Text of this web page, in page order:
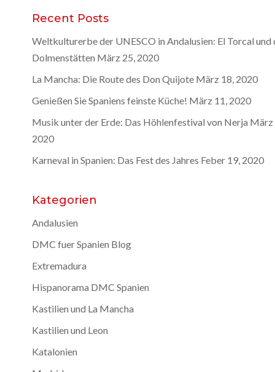
Recent Posts
Weltkulturerbe der UNESCO in Andalusien: El Torcal und
Dolmenstätten März 25, 2020
La Mancha: Die Route des Don Quijote März 18, 2020
Genießen Sie Spaniens feinste Küche! März 11, 2020
Musik unter der Erde: Das Höhlenfestival von Nerja März
2020
Karneval in Spanien: Das Fest des Jahres Feber 19, 2020
Kategorien
Andalusien
DMC fuer Spanien Blog
Extremadura
Hispanorama DMC Spanien
Kastilien und La Mancha
Kastilien und Leon
Katalonien